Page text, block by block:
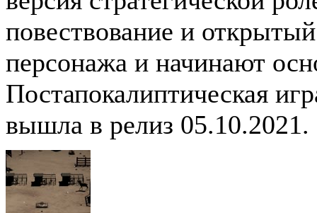
повествование и
персонажа и начинают
Постапокалиптическая
вышла в релиз 05.10.2021.